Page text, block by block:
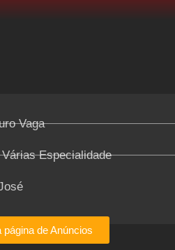
Vaga
Especialidade
página de Anúncios